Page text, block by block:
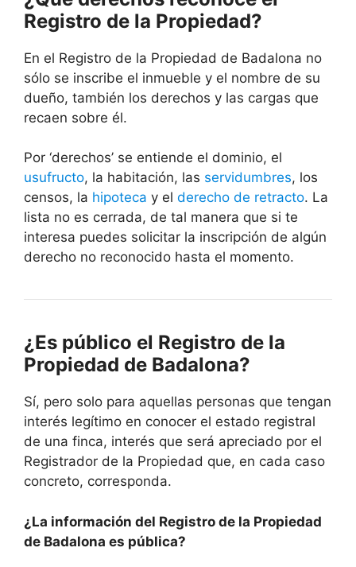
Registro de la Propiedad?
En el Registro de la Propiedad de Badalona no
sólo se inscribe el inmueble y el nombre de su
dueño, también los derechos y las cargas que
recaen sobre él.
Por ‘derechos’ se entiende el dominio, el
usufructo, la habitación, las servidumbres, los
censos, la hipoteca y el derecho de retracto. La
lista no es cerrada, de tal manera que si te
interesa puedes solicitar la inscripción de algún
derecho no reconocido hasta el momento.
¿Es público el Registro de la
Propiedad de Badalona?
Sí, pero solo para aquellas personas que tengan
interés legítimo en conocer el estado registral
de una finca, interés que será apreciado por el
Registrador de la Propiedad que, en cada caso
concreto, corresponda.
¿La información del Registro de la Propiedad
de Badalona es pública?